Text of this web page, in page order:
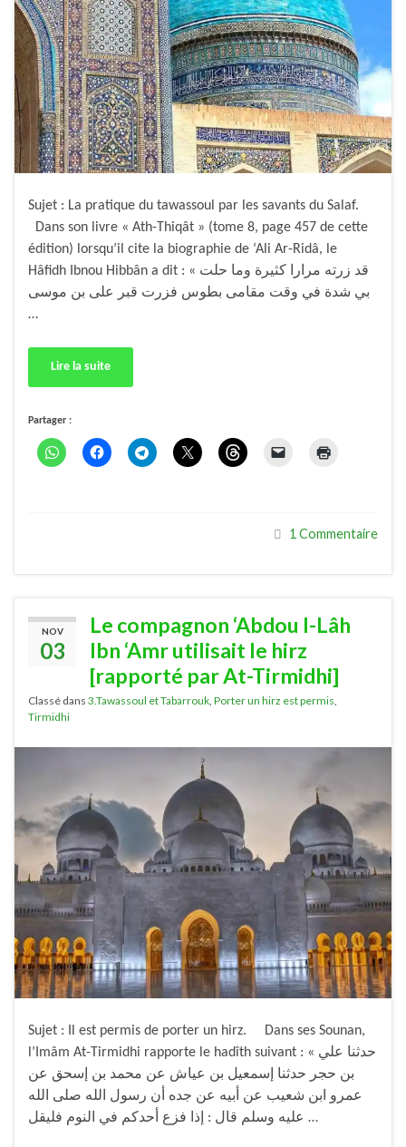
Sujet : La pratique du tawassoul par les savants du Salaf.
Dans son livre « Ath-Thiqât » (tome 8, page 457 de cette
édition) lorsqu’il cite la biographie de ‘Ali Ar-Ridâ, le
Hâfidh Ibnou Hibbân a dit : « قد زرته مرارا كثيرة وما حلت
بي شدة في وقت مقامى بطوس فزرت قبر على بن موسى
…
Lire la suite
Partager :
1 Commentaire
NOV
03
Le compagnon ‘Abdou l-Lâh
Ibn ‘Amr utilisait le hirz
[rapporté par At-Tirmidhi]
Classé dans 3.Tawassoul et Tabarrouk, Porter un hirz est permis,
Tirmidhi
Sujet : Il est permis de porter un hirz. Dans ses Sounan,
l’Imâm At-Tirmidhi rapporte le hadîth suivant : « حدثنا علي
بن حجر حدثنا إسمعيل بن عياش عن محمد بن إسحق عن
عمرو ابن شعيب عن أبيه عن جده أن رسول الله صلى الله
عليه وسلم قال : إذا فزع أحدكم في النوم فليقل …